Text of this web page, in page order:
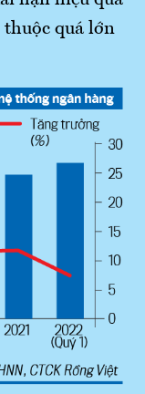
thuộc quá lớn